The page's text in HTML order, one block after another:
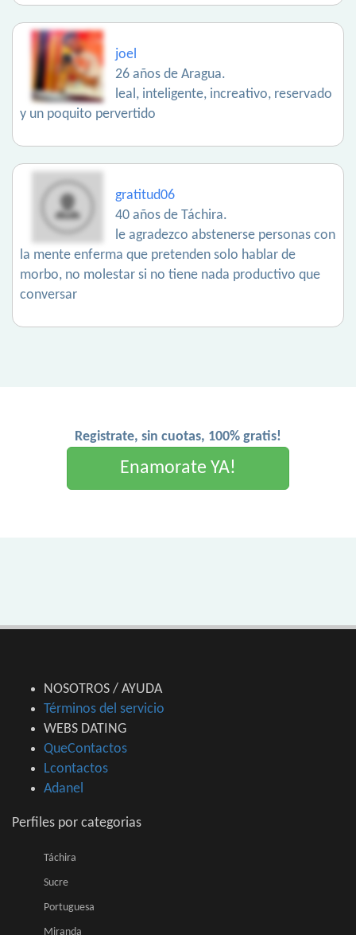
joel
26 años de Aragua.
leal, inteligente, increativo, reservado
y un poquito pervertido
gratitud06
40 años de Táchira.
le agradezco abstenerse personas con
la mente enferma que pretenden solo hablar de
morbo, no molestar si no tiene nada productivo que
conversar
Registrate, sin cuotas, 100% gratis!
Enamorate YA!
NOSOTROS / AYUDA
Términos del servicio
WEBS DATING
QueContactos
Lcontactos
Adanel
Perfiles por categorias
Táchira
Sucre
Portuguesa
Miranda